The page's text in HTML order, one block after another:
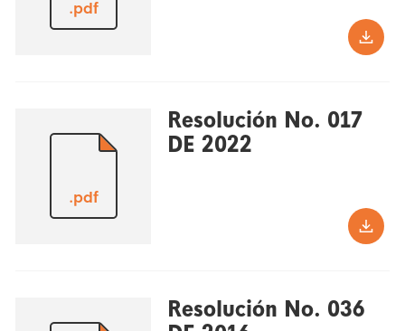
.pdf
.pdf
Resolución No. 017
DE 2022
Resolución No. 036